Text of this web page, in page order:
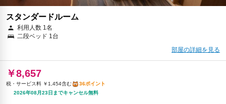
スタンダードルーム
利用人数 1名
二段ベッド 1台
部屋の詳細を見る
￥8,657
税・サービス料 ￥1,454含む
36ポイント
2026年08月23日までキャンセル無料